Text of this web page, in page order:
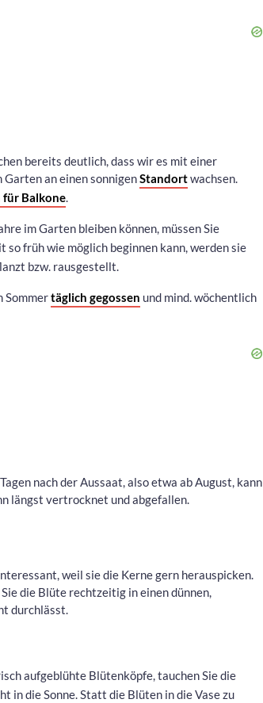
bereits deutlich, dass wir es mit einer
an einen sonnigenStandortwachsen.
für Balkone.
im Garten bleiben können, müssen Sie
so früh wie möglich beginnen kann, werden sie
bzw. rausgestellt.
Sommertäglich gegossen und mind. wöchentlich
nach der Aussaat, also etwa ab August, kann
längst vertrocknet und abgefallen.
weil sie die Kerne gern herauspicken.
die Blüte rechtzeitig in einen dünnen,
durchlässt.
aufgeblühte Blütenköpfe, tauchen Sie die
in die Sonne. Statt die Blüten in die Vase zu